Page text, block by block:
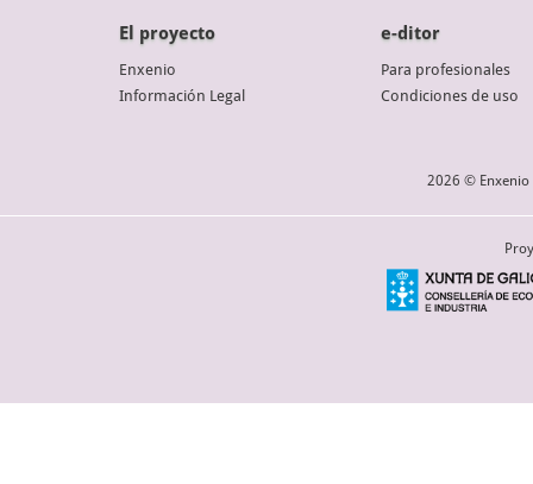
El proyecto
Enxenio
Información Legal
e-ditor
Para profesionales
Condiciones de uso
2026 © Enxenio